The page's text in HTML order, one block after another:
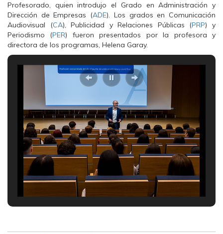
Profesorado, quien introdujo el Grado en Administración y
Dirección de Empresas (ADE). Los grados en Comunicación
Audiovisual (CA), Publicidad y Relaciones Públicas (PRP) y
Periodismo (PER) fueron presentados por la profesora y
directora de los programas, Helena Garay.